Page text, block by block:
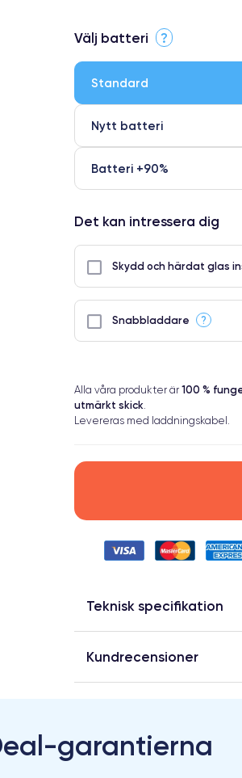
⭐ Premium
Välj batteri ?
Standard
Nytt batteri
Batteri +90%
Det kan intressera dig
Skydd och härdat glas
Snabbladdare ?
Alla våra produkter är 100 %
utmärkt skick.
Levereras med laddningskabel.
Teknisk specifikation
Kundrecensioner
garantierna